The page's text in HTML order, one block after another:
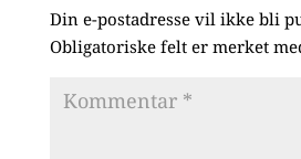
Din e-postadresse vil ikke bli
Obligatoriske felt er merket